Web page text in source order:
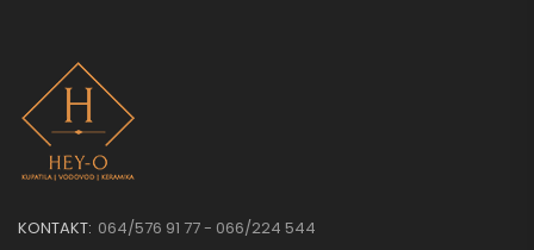
KONTAKT: 064/576 91 77 - 066/224 544